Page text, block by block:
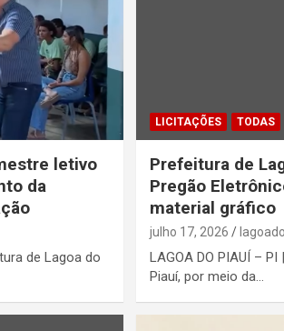
letivo
da
de Lagoa do
LICITAÇÕES TODAS
Prefeitura de
Pregão
material gráfico
julho 17, 2026
LAGOA DO PIAUÍ –
Piauí, por meio da…